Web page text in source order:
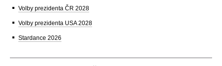
Volby prezidenta ČR 2028
Volby prezidenta USA 2028
Stardance 2026